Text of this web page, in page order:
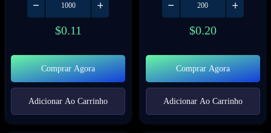
$0.11
Comprar Agora
Adicionar Ao Carrinho
$0.20
Comprar Agora
Adicionar Ao Carrinho